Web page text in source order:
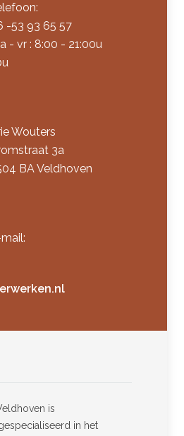
-53 93 65 57
- vr : 8:00 - 21:00u
Wouters
3a
BA Veldhoven
is
in het